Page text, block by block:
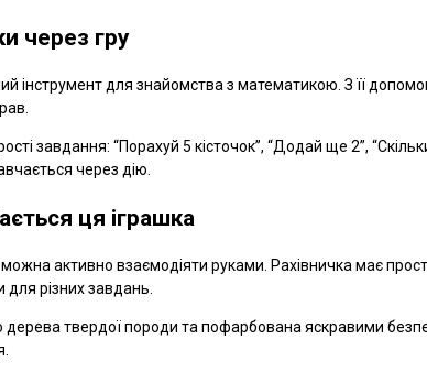
через гру
інструмент для знайомства з математикою. З її
завдання: “Порахуй 5 кісточок”, “Додай ще 2”,
через дію.
ця іграшка
активно взаємодіяти руками. Рахівничка має
різних завдань.
дерева твердої породи та пофарбована яскравими